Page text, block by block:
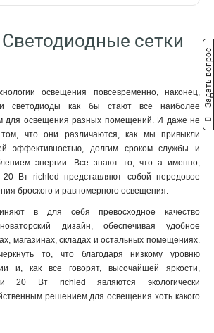
сетки
освещения повсевременно, наконец,
и светодиоды как бы стают все наиболее
для освещения разных помещений. И даже не
что они различаются, как мы привыкли
эффективностью, долгим сроком службы и
энергии. Все знают то, что а именно,
20 Вт richled представляют собой передовое
броского и равномерного освещения.
в для себя превосходное качество
дизайн, обеспечивая удобное
магазинах, складах и остальных помещениях.
то, что благодаря низкому уровню
и, как все говорят, высочайшей яркости,
20 Вт richled являются экологически
решением для освещения хоть какого
Задать вопрос